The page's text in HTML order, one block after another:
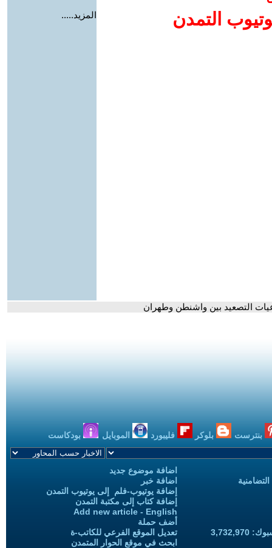
التمدن
المزيد.....
التصعيد بين واشنطن وطهران
بنترست بلوكر فليبورد الموبايل بودكاست
اضافة موضوع جديد
اضافة خبر
إضافة يوتيوب-فلم إلى يوتيوب التمدن
إضافة كتاب إلى مكتبة التمدن
Add new article - English
أضف حملة
تعديل الموقع الفرعي للكاتب-ة
ابحث في موقع الحوار المتمدن